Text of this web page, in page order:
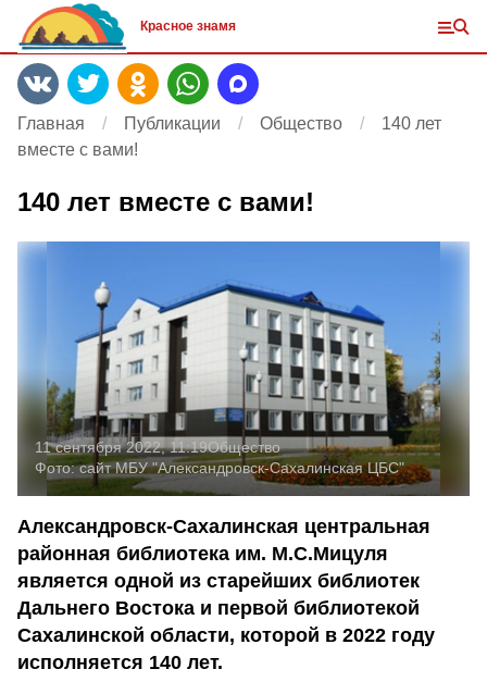
Красное знамя
Главная Публикации Общество
140 лет
вместе с вами!
140 лет вместе с вами!
11 сентября 2022, 11:19Общество
Фото:сайт МБУ "Александровск-Сахалинская ЦБС"
Александровск-Сахалинская центральная
районная библиотека им. М.С.Мицуля
является одной из старейших библиотек
Дальнего Востока и первой библиотекой
Сахалинской области, которой в 2022 году
исполняется 140 лет.